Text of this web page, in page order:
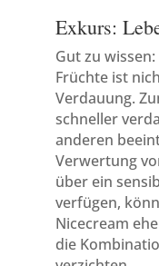
Exkurs:
Gut zu
Früchte ist
Verdauung.
schneller
anderen
Verwertung
über ein
verfügen,
Nicecream
die